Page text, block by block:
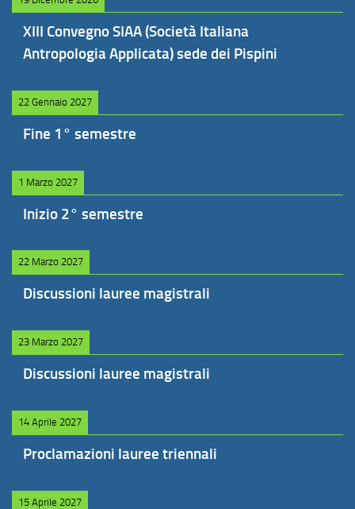
XIII Convegno SIAA (Società Italiana
Antropologia Applicata) sede dei Pispini
22 Gennaio 2027
Fine 1° semestre
1 Marzo 2027
Inizio 2° semestre
22 Marzo 2027
Discussioni lauree magistrali
23 Marzo 2027
Discussioni lauree magistrali
14 Aprile 2027
Proclamazioni lauree triennali
15 Aprile 2027